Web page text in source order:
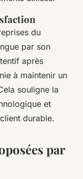
du
par son
après
à maintenir un
souligne la
et
durable.
par